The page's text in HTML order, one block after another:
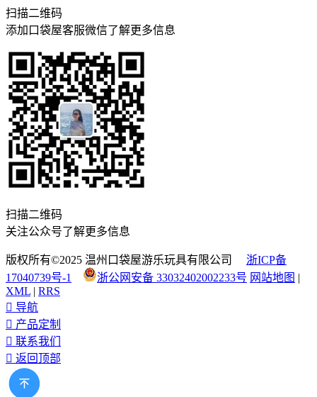
扫描二维码
添加口袋屋客服微信了解更多信息
扫描二维码
关注公众号了解更多信息
版权所有©2025 温州口袋屋游乐玩具有限公司 浙ICP备
17040739号-1
浙公网安备 33032402002233号 网站地图 |
XML | RRS
 导航
 产品定制
 联系我们
 返回顶部